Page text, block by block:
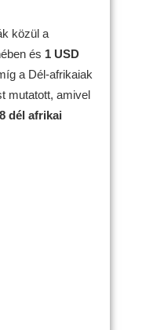
közül a
és 1 USD
a Dél-afrikaiak
mutatott, amivel
dél afrikai